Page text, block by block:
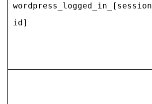
wordpress_logged_in_[session
id]